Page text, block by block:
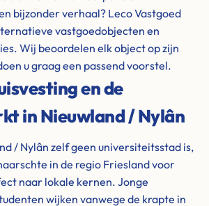
bijzonder verhaal? Leco Vastgoed
vastgoedobjecten en
Wij beoordelen elk object op zijn
u graag een passend voorstel.
en de
in Nieuwland / Nylân
/ Nylân zelf geen universiteitsstad is,
in de regio Friesland voor
naar lokale kernen. Jonge
wijken vanwege de krapte in